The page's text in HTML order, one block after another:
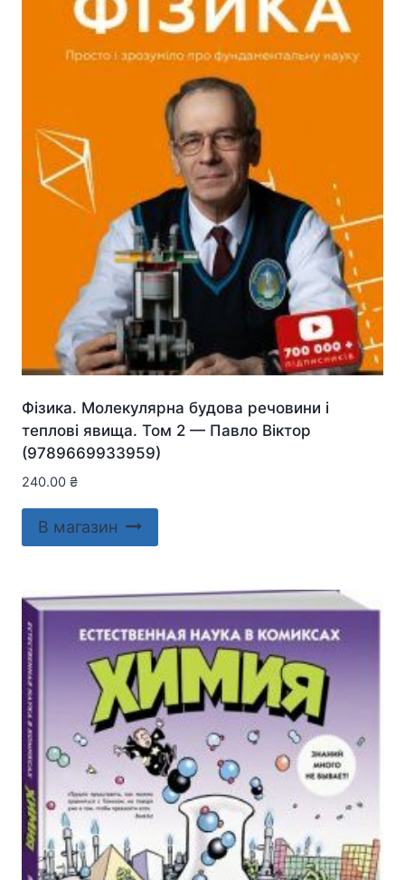
Фізика. Молекулярна будова речовини і
теплові явища. Том 2 — Павло Віктор
(9789669933959)
240.00 ₴
В магазин